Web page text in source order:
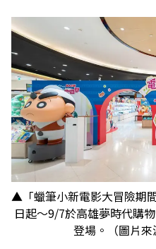
▲「蠟筆小新電影大冒險期
日起～9/7於高雄夢時代購
登場。（圖片來